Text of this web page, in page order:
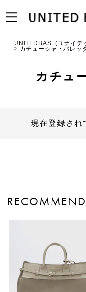
UNITEDBASE(ユナイテ
カチューシャ・バレッ
カチュ
現在登録され